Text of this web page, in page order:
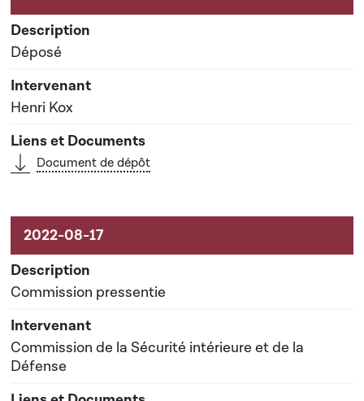
Déposé
Henri Kox
Document de dépôt
Commission pressentie
Commission de la Sécurité intérieure et de la
Défense